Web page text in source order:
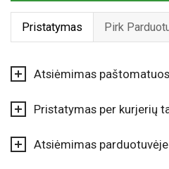
Pristatymas Pirk
Atsiėmimas
Pristatymas per kurjerių
Atsiėmimas